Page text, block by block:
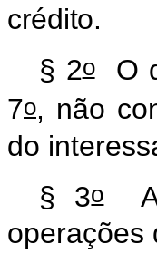
crédito.
§ 2oO
7o, não
do
§ 3oA
operações